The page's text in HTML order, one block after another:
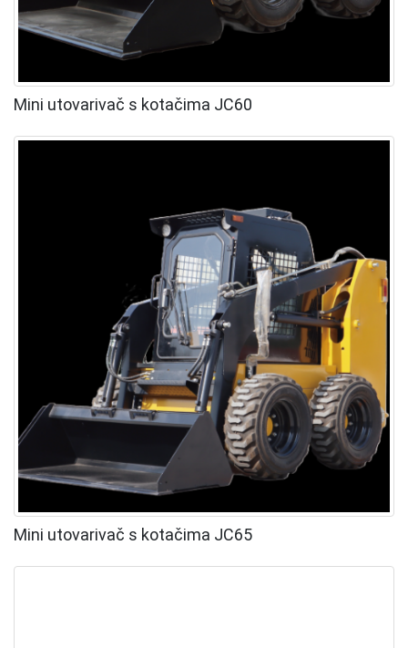
Mini utovarivač s kotačima JC60
Mini utovarivač s kotačima JC65